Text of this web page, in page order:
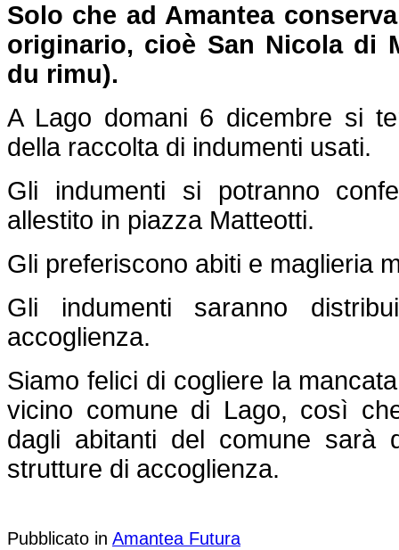
Solo che ad Amantea
originario, cioè San Nicola di
du rimu).
A Lago domani 6 dicembre si
della raccolta di indumenti usati.
Gli indumenti si potranno
allestito in piazza Matteotti.
Gli preferiscono abiti e maglieria
Gli indumenti saranno
accoglienza.
Siamo felici di cogliere la
vicino comune di Lago, così
dagli abitanti del comune sarà
strutture di accoglienza.
Pubblicato in Amantea Futura